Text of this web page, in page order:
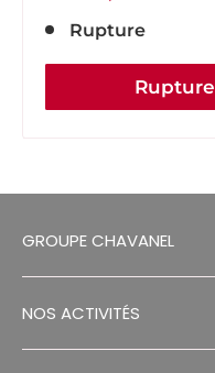
Rupture
Rupture
GROUPE CHAVANEL
RECRUTEMENTS
NOS ACTIVITÉS